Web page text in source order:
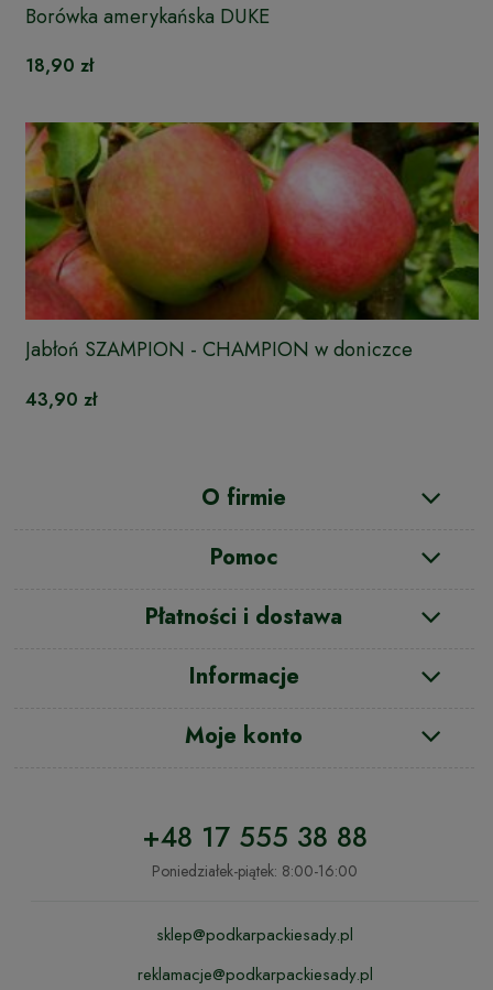
Borówka amerykańska DUKE
18,90 zł
Jabłoń SZAMPION - CHAMPION w doniczce
43,90 zł
O firmie
Pomoc
Płatności i dostawa
Informacje
Moje konto
+48 17 555 38 88
Poniedziałek-piątek: 8:00-16:00
sklep@podkarpackiesady.pl
reklamacje@podkarpackiesady.pl